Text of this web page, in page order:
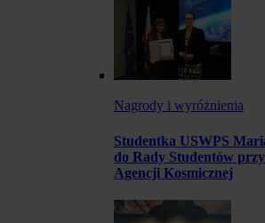
Nagrody i wyróżnienia
Studentka USWPS
do Rady Studentów
Agencji Kosmicznej